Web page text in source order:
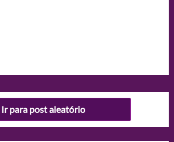
Ir para post aleatório